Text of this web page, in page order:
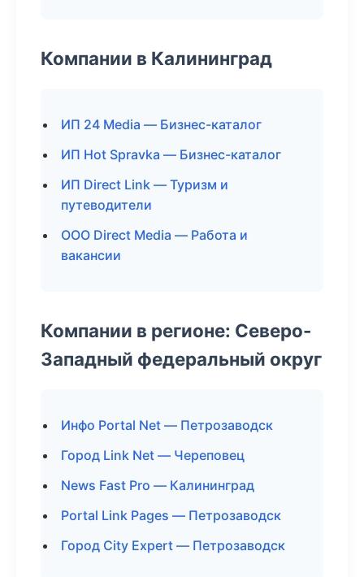
Компании в Калининград
ИП 24 Media — Бизнес-каталог
ИП Hot Spravka — Бизнес-каталог
ИП Direct Link — Туризм и
путеводители
ООО Direct Media — Работа и
вакансии
Компании в регионе: Северо-
Западный федеральный округ
Инфо Portal Net — Петрозаводск
Город Link Net — Череповец
News Fast Pro — Калининград
Portal Link Pages — Петрозаводск
Город City Expert — Петрозаводск